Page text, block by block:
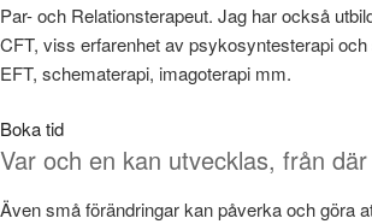
Par- och Relationsterapeut. Jag har också
CFT, viss erfarenhet av psykosyntesterapi
EFT, schematerapi, imagoterapi mm.
Boka tid
Var och en kan utvecklas, från
Även små förändringar kan påverka och göra